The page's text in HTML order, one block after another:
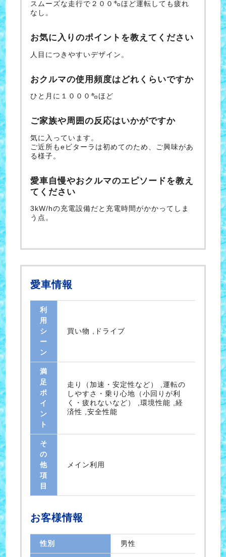
スムーズな走行で２００㌔ほど運転しても疲れ
なし。
お気に入りのポイントを教えてください
人目につきやすいデザイン。
おクルマの使用頻度はどれくらいですか
ひと月に１０００㌔ほど
ご家族や周囲の反応はいかがですか
気に入っています。
ご近所もeビターラは初めてのため、ご興味があ
る様子。
愛車自慢やおクルマのエピソードを教え
てください
3kW/hの充電設備だと充電時間がかかってしま
う点。
愛車情報
利
用
シ
ー
ン
買い物 ,ドライブ
満
足
ポ
イ
ン
ト
走り（加速・安定性など） ,運転の
しやすさ・乗り心地（小回りが利
く・疲れないなど） ,環境性能 ,経
済性 ,安全性能
そ
の
他
項
目
メイン利用
お客様情報
性別 男性